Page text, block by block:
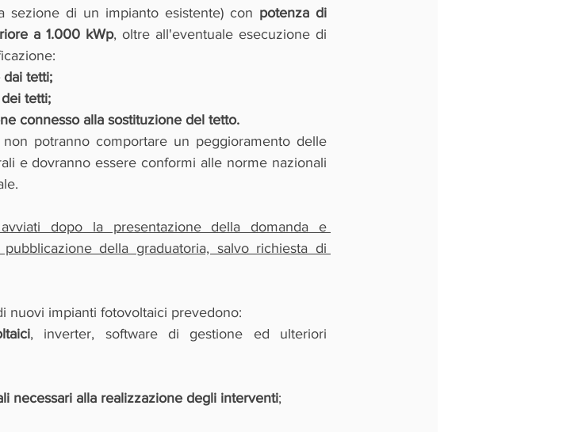
sezione di un impianto esistente) con potenza di
a 1.000 kWp, oltre all'eventuale esecuzione di
tetti;
tetti;
connesso alla sostituzione del tetto.
potranno comportare un peggioramento delle
e dovranno essere conformi alle norme nazionali
dopo la presentazione della domanda e
della graduatoria, salvo richiesta di
nuovi impianti fotovoltaici prevedono:
, inverter, software di gestione ed ulteriori
necessari alla realizzazione degli interventi;